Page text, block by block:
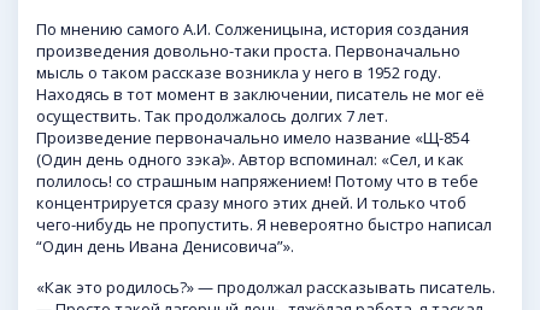
По мнению самого А.И. Солженицына, история создания
произведения довольно-таки проста. Первоначально
мысль о таком рассказе возникла у него в 1952 году.
Находясь в тот момент в заключении, писатель не мог её
осуществить. Так продолжалось долгих 7 лет.
Произведение первоначально имело название «Щ-854
(Один день одного зэка)». Автор вспоминал: «Сел, и как
полилось! со страшным напряжением! Потому что в тебе
концентрируется сразу много этих дней. И только чтоб
чего-нибудь не пропустить. Я невероятно быстро написал
“Один день Ивана Денисовича”».
«Как это родилось?» — продолжал рассказывать писатель.